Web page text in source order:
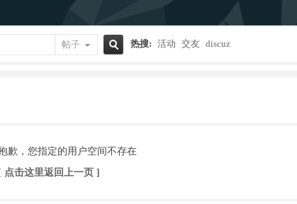
帖子 热搜: 活动 交友 discuz
歉，您指定的用户空间不存在
[ 点击这里返回上一页 ]